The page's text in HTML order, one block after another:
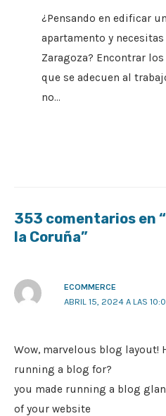
¿Pensando en edificar
apartamento y
Zaragoza? Encontrar
que se adecuen al
no…
353 comentarios en
la Coruña”
ECOMMERCE
ABRIL 15, 2024 A LAS
Wow, marvelous blog layout!
running a blog for?
you made running a blog
of your website